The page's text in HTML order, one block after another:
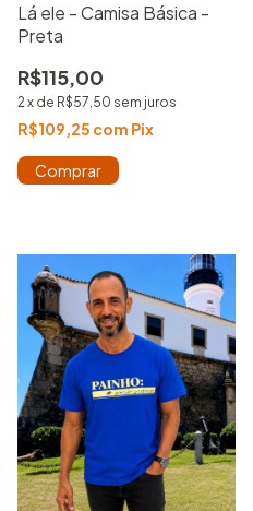
Lá ele - Camisa Básica -
Preta
R$115,00
2x de R$57,50 sem juros
R$109,25 com Pix
Comprar